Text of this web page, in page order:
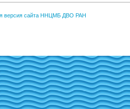
версия сайта ННЦМБ ДВО РАН